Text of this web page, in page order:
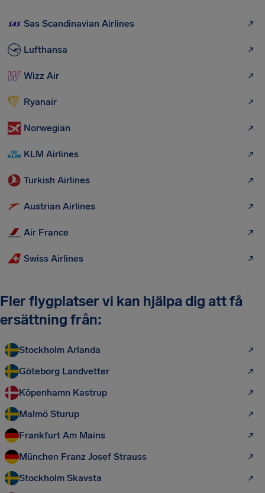
Sas Scandinavian Airlines
Lufthansa
Wizz Air
Ryanair
Norwegian
KLM Airlines
Turkish Airlines
Austrian Airlines
Air France
Swiss Airlines
Fler flygplatser vi kan hjälpa dig att få
ersättning från:
Stockholm Arlanda
Göteborg Landvetter
Köpenhamn Kastrup
Malmö Sturup
Frankfurt Am Mains
München Franz Josef Strauss
Stockholm Skavsta